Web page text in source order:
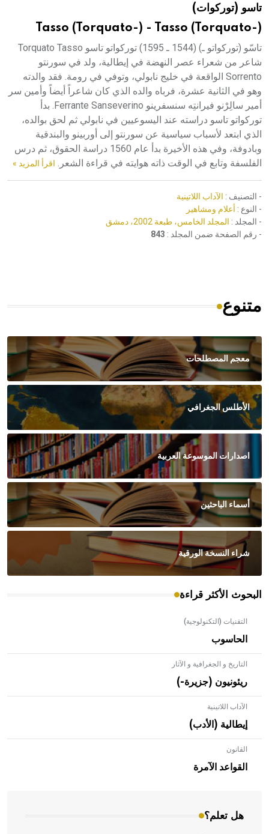
هيئة الموسوعة العربية تطلق موسوعات جديدة في عام 2026تاسو (توركوات)
Tasso (Torquato-) - Tasso (Torquato-)
تاسّو (توركواتو ـ) (1544 ـ 1595) توركواتو تاسو Torquato Tasso
شاعر من شعراء عصر النهضة في إيطالية، ولد في سورنتو
Sorrento الواقعة في خليج نابولي، وتوفي في رومة. فقد والدته
وهو في الثانية عشرة، فرباه والده الذي كان شاعراً أيضاً وأمين سر
أمير سالِرْنو فيرانتِه سنسفرينو Ferrante Sanseverino. بدأ
توركواتو تاسو دراسته عند اليسوعيين في نابولي ثم لحق بوالده،
الذي ابتعد لأسباب سياسية عن سورنتو إلى أوربينو والبندقية
وبادوفة، وفي هذه الأخيرة بدأ عام 1560 دراسة الحقوق، ثم درس
الفلسفة وتابع في الوقت ذاته هوايته في قراءة الشعر. اقرأ المزيد »
- التصنيف : الآداب اللاتينية
- النوع : أعلام ومشاهير
- المجلد : المجلد الخامس، طبعة 2002، دمشق
- رقم الصفحة ضمن المجلد : 843
متنوع
معجم المصطلحات
الأطلس الجغرافي
اصدارات الموسوعة العربية
أسماء الباحثين
شراء النسخة الورقية
البحوث الأكثر قراءة
التقنيات (التكنولوجية)
الحاسوب
التاريخ و الجغرافية و الآثار
ريئونيون (جزيرة-)
الآداب اللاتينية
إيطالية (الأدب)
القانون
القواعد الآمرة
هل تعلم؟
- هل تعلم أن الأبلق نوع من الفنون الهندسية التي ارتبطت
بالعمارة الإسلامية في بلاد الشام ومصر خاصة، حيث يحرص
المعمار على بناء مداميكه وخاصة في الواجهات